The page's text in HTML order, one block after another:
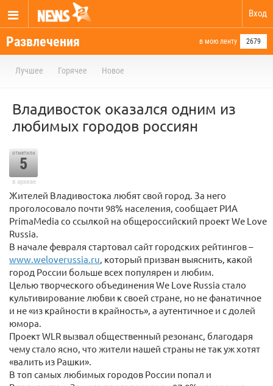
Вход
Развлечения в мою ленту 2679
Лучшее Горячее Новое
Владивосток оказался одним из
любимых городов россиян
отметили
5
в архиве
Жителей Владивостока любят свой город. За него
проголосовало почти 98% населения, сообщает РИА
PrimaMedia со ссылкой на общероссийский проект We Love
Russia.
В начале февраля стартовал сайт городских рейтингов –
www.weloverussia.ru, который призван выяснить, какой
город России больше всех популярен и любим.
Целью творческого объединения We Love Russia стало
культивирование любви к своей стране, но не фанатичное
и не «из крайности в крайность», а аутентичное и с долей
юмора.
Проект WLR вызвал общественный резонанс, благодаря
чему стало ясно, что жители нашей страны не так уж хотят
«валить из Рашки».
В топ самых любимых городов России попал и